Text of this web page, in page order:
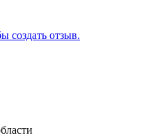
создать отзыв.